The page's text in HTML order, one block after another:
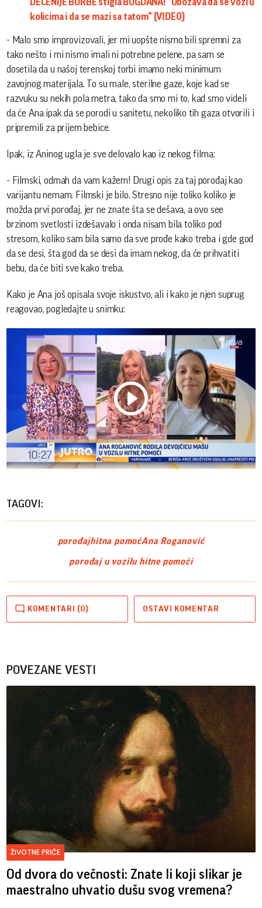
DECENIJE BORBE stigla BOGDANA! "Obožava da se vozi u
kolicima i da se mazi sa tatom" (VIDEO)
- Malo smo improvizovali, jer mi uopšte nismo bili spremni za
tako nešto i mi nismo imali ni potrebne pelene, pa sam se
dosetila da u našoj terenskoj torbi imamo neki minimum
zavojnog materijala. To su male, sterilne gaze, koje kad se
razvuku su nekih pola metra, tako da smo mi to, kad smo videli
da će Ana ipak da se porodi u sanitetu, nekoliko tih gaza otvorili i
pripremili za prijem bebice.
Ipak, iz Aninog ugla je sve delovalo kao iz nekog filma:
- Filmski, odmah da vam kažem! Drugi opis za taj porođaj kao
varijantu nemam. Filmski je bilo. Stresno nije toliko koliko je
možda prvi porođaj, jer ne znate šta se dešava, a ovo see
brzinom svetlosti izdešavalo i onda nisam bila toliko pod
stresom, koliko sam bila samo da sve prođe kako treba i gde god
da se desi, šta god da se desi da imam nekog, da će prihvatiti
bebu, da će biti sve kako treba.
Kako je Ana još opisala svoje iskustvo, ali i kako je njen suprug
reagovao, pogledajte u snimku:
Play
TAGOVI:
porođajhitna pomoćAna Roganović
porođaj u vozilu hitne pomoći
KOMENTARI (0) OSTAVI KOMENTAR
POVEZANE VESTI
ŽIVOTNE PRIČE
Od dvora do večnosti: Znate li koji slikar je
maestralno uhvatio dušu svog vremena?